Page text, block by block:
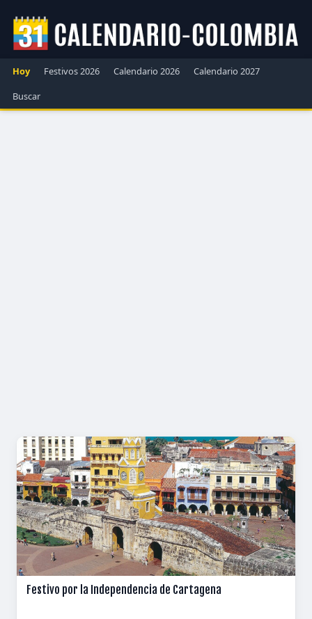
Hoy Festivos 2026 Calendario 2026
Calendario 2027
Buscar
Festivo por la Independencia de Cartagena